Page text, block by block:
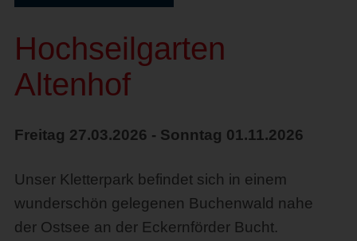
Hochseilgarten
Altenhof
Freitag 27.03.2026 - Sonntag 01.11.2026
Unser Kletterpark befindet sich in einem
wunderschön gelegenen Buchenwald nahe
der Ostsee an der Eckernförder Bucht.